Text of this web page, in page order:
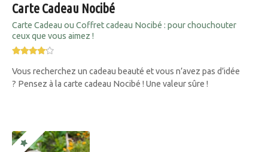
Carte Cadeau Nocibé
Carte Cadeau ou Coffret cadeau Nocibé : pour chouchouter
ceux que vous aimez !
Vous recherchez un cadeau beauté et vous n’avez pas d’idée
? Pensez à la carte cadeau Nocibé ! Une valeur sûre !